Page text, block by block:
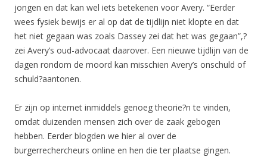
jongen en dat kan wel iets betekenen voor Avery. “Eerder
wees fysiek bewijs er al op dat de tijdlijn niet klopte en dat
het niet gegaan was zoals Dassey zei dat het was gegaan”,?
zei Avery’s oud-advocaat daarover. Een nieuwe tijdlijn van de
dagen rondom de moord kan misschien Avery’s onschuld of
schuld?aantonen.
Er zijn op internet inmiddels genoeg theorie?n te vinden,
omdat duizenden mensen zich over de zaak gebogen
hebben. Eerder blogden we hier al over de
burgerrechercheurs online en hen die ter plaatse gingen.